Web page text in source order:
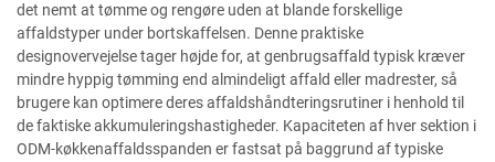
det nemt at tømme og rengøre uden at blande forskellige
affaldstyper under bortskaffelsen. Denne praktiske
designovervejelse tager højde for, at genbrugsaffald typisk kræver
mindre hyppig tømming end almindeligt affald eller madrester, så
brugere kan optimere deres affaldshåndteringsrutiner i henhold til
de faktiske akkumuleringshastigheder. Kapaciteten af hver sektion i
ODM-køkkenaffaldsspanden er fastsat på baggrund af typiske